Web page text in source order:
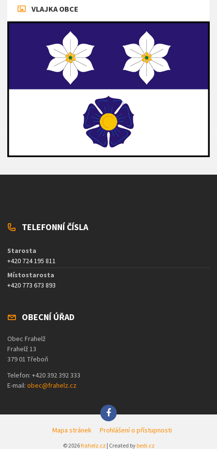
VLAJKA OBCE
TELEFONNÍ ČÍSLA
Starosta
+420 724 195 811
Místostarosta
+420 773 673 893
OBECNÍ ÚŘAD
Obec Frahelž
Frahelž 13
379 01 Třeboň
Telefon: +420 392 392 333
E-mail: obec@frahelz.cz
Mapa stránek Prohlášení o přístupnosti
© 2026frahelz.cz| Created bybedi.cz